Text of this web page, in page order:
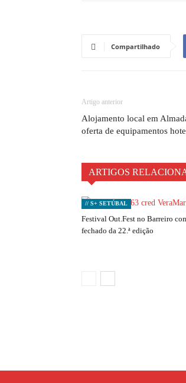
Compartilhado
Artigo anterior
Alojamento local em
oferta de equipamentos
ARTIGOS
// S+ SETÚBAL
Festival Out.Fest no Barreiro
fechado da 22.ª edição